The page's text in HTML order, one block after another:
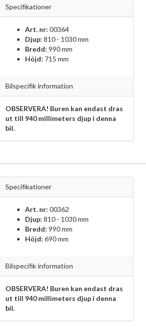
Specifikationer
Art. nr: 00364
Djup: 810 - 1030 mm
Bredd: 990 mm
Höjd: 715 mm
Bilspecifik information
OBSERVERA! Buren kan endast dras
ut till 940 millimeters djup i denna
bil.
Specifikationer
Art. nr: 00362
Djup: 810 - 1030 mm
Bredd: 990 mm
Höjd: 690 mm
Bilspecifik information
OBSERVERA! Buren kan endast dras
ut till 940 millimeters djup i denna
bil.